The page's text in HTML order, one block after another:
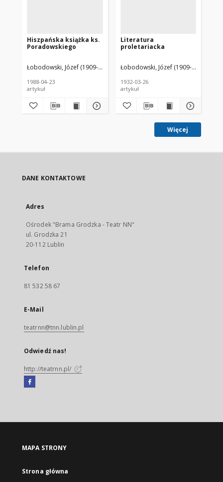
Hiszpańska książka ks.
Poradowskiego
Łobodowski, Józef (1909-1988)
1988-04-23
artykuł
Literatura
proletariacka
Łobodowski, Józef (1909-1988)
1932-03-26
artykuł
Więcej
DANE KONTAKTOWE
Adres
Ośrodek "Brama Grodzka - Teatr NN"
ul. Grodzka 21
20-112 Lublin
Telefon
81 532 58 67
E-Mail
teatrnn@tnn.lublin.pl
Odwiedź nas!
http://teatrnn.pl/
Facebook
się
karcie
MAPA STRONY
Strona główna